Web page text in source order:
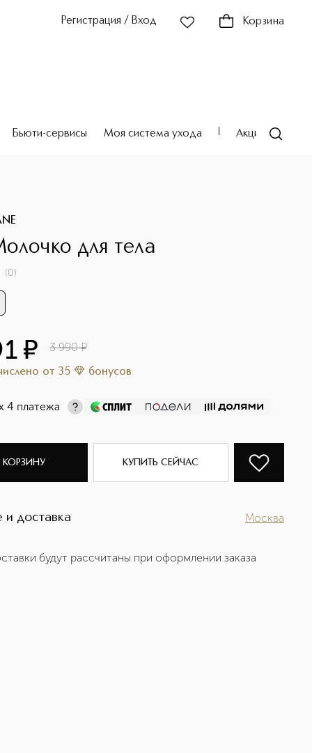
Регистрация / Вход Корзина
Бьюти-сервисы Моя система ухода Акции
для тела
(0)
¤ 3 990 ¤
от 35 бонусов
4 платежа
КОРЗИНУ КУПИТЬ СЕЙЧАС
и доставка Москва
будут рассчитаны при оформлении заказа